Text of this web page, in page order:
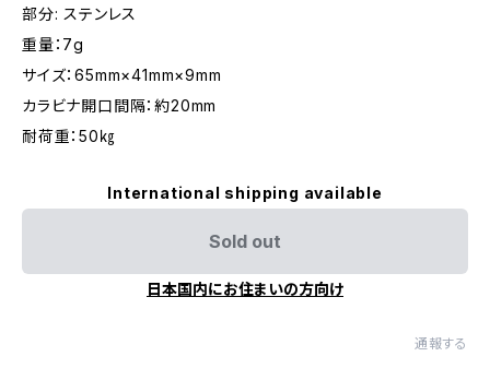
部分: ステンレス
重量：7g
サイズ：65mm×41mm×9mm
カラビナ開口間隔：約20mm
耐荷重：50㎏
International shipping available
Sold out
日本国内にお住まいの方向け
通報する